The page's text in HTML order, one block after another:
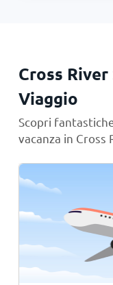
Cross
Viaggio
Scopri
vacanza in Cross